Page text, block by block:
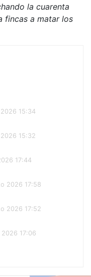
la cuarenta
fincas a matar los
15:34
15:32
17:44
2026 17:58
2026 17:52
17:06